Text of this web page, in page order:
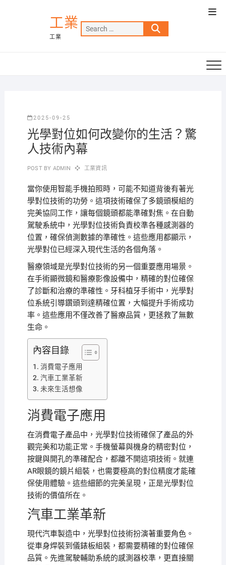
工業
工業
Search
…
2025-09-25
光學對位如何改變你的生活？驚
人技術內幕
POST BY ADMIN 工業資訊
當你使用智能手機拍照時，可能不知道背後有著光
學對位技術的功勞。這項技術確保了多鏡頭模組的
完美協同工作，讓每個鏡頭都能準確對焦。在自動
駕駛系統中，光學對位技術負責校準各種感測器的
位置，確保偵測數據的準確性。這些應用都顯示，
光學對位已經深入現代生活的各個角落。
醫療領域是光學對位技術的另一個重要應用場景。
在手術顯微鏡和醫療影像設備中，精確的對位確保
了診斷和治療的準確性。牙科植牙手術中，光學對
位系統引導鑽頭到達精確位置，大幅提升手術成功
率。這些應用不僅改善了醫療品質，更拯救了無數
生命。
內容目錄
消費電子應用
汽車工業革新
未來生活想像
消費電子應用
在消費電子產品中，光學對位技術確保了產品的外
觀完美和功能正常。手機螢幕與機身的精密對位，
按鍵與開孔的準確配合，都離不開這項技術。就連
AR眼鏡的鏡片組裝，也需要極高的對位精度才能確
保使用體驗。這些細節的完美呈現，正是光學對位
技術的價值所在。
汽車工業革新
現代汽車製造中，光學對位技術扮演著重要角色。
從車身焊裝到儀錶板組裝，都需要精確的對位確保
品質。先進駕駛輔助系統的感測器校準，更直接關